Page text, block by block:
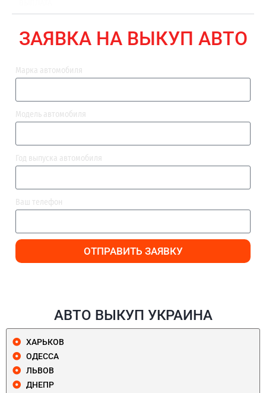
ЗАЯВКА НА ВЫКУП АВТО
Марка автомобиля
Модель автомобиля
Год выпуска автомобиля
Ваш телефон
ОТПРАВИТЬ ЗАЯВКУ
АВТО ВЫКУП УКРАИНА
ХАРЬКОВ
ОДЕССА
ЛЬВОВ
ДНЕПР